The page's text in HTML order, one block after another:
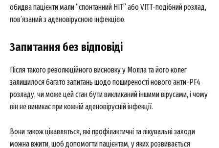
My account
обидва пацієнти мали “спонтанний HIT” або VITT-подібний розлад,
пов’язаний з аденовірусною інфекцією.
Запитання без відповіді
Після такого революційного висновку у Молла та його колег
залишилося багато запитань щодо поширеності нового анти-PF4
розладу, чи може цей стан бути викликаний іншими вірусами, і чому
він не виникає при кожній аденовірусній інфекції.
Вони також цікавляться, які профілактичні та лікувальні заходи
можна вжити, щоб допомогти пацієнтам, у яких розвивається